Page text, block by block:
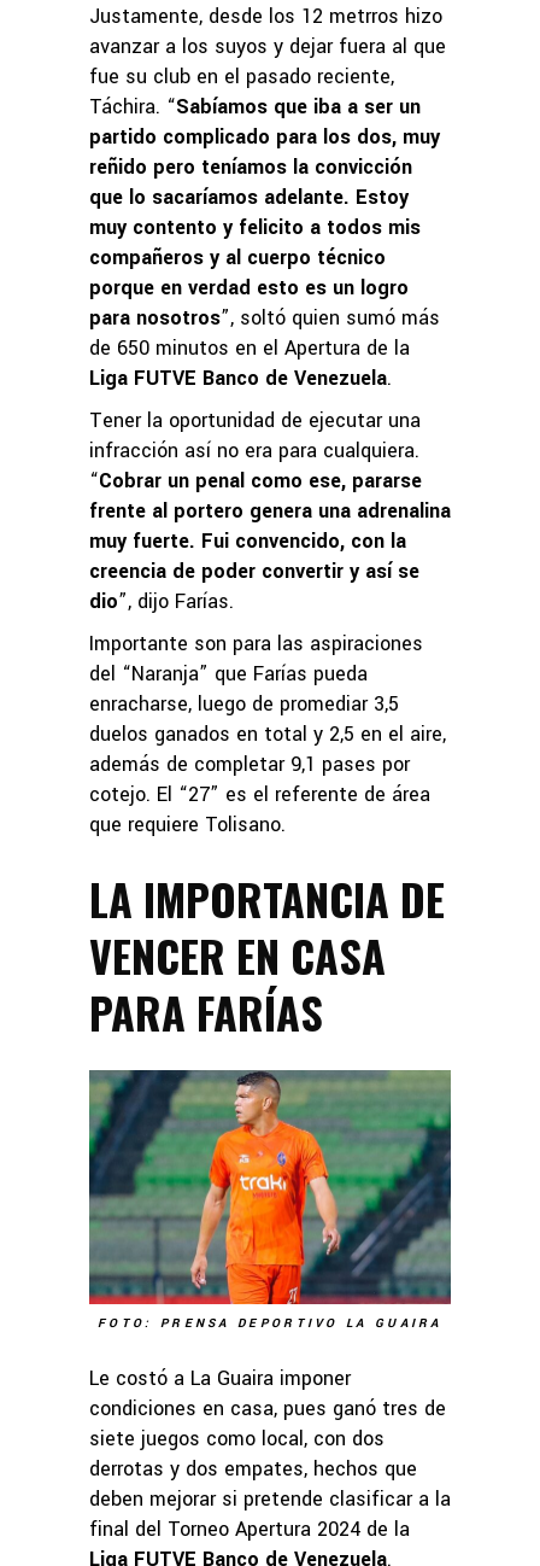
Justamente, desde los 12 metrros hizo
avanzar a los suyos y dejar fuera al que
fue su club en el pasado reciente,
Táchira. “Sabíamos que iba a ser un
partido complicado para los dos, muy
reñido pero teníamos la convicción
que lo sacaríamos adelante. Estoy
muy contento y felicito a todos mis
compañeros y al cuerpo técnico
porque en verdad esto es un logro
para nosotros”, soltó quien sumó más
de 650 minutos en el Apertura de la
Liga FUTVE Banco de Venezuela.
Tener la oportunidad de ejecutar una
infracción así no era para cualquiera.
“Cobrar un penal como ese, pararse
frente al portero genera una adrenalina
muy fuerte. Fui convencido, con la
creencia de poder convertir y así se
dio”, dijo Farías.
Importante son para las aspiraciones
del “Naranja” que Farías pueda
enracharse, luego de promediar 3,5
duelos ganados en total y 2,5 en el aire,
además de completar 9,1 pases por
cotejo. El “27” es el referente de área
que requiere Tolisano.
LA IMPORTANCIA DE
VENCER EN CASA
PARA FARÍAS
FOTO: PRENSA DEPORTIVO LA GUAIRA
Le costó a La Guaira imponer
condiciones en casa, pues ganó tres de
siete juegos como local, con dos
derrotas y dos empates, hechos que
deben mejorar si pretende clasificar a la
final del Torneo Apertura 2024 de la
Liga FUTVE Banco de Venezuela.